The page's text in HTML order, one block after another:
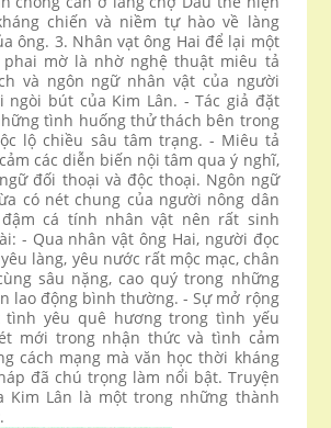
chiến và niềm tự hào về làng
ông. 3. Nhân vạt ông Hai để lại một
phai mờ là nhờ nghệ thuật miêu tả
và ngôn ngữ nhân vật của người
ngòi bút của Kim Lân. - Tác giả đặt
tình huống thử thách bên trong
lộ chiều sâu tâm trạng. - Miêu tả
các diễn biến nội tâm qua ý nghĩ,
đối thoại và độc thoại. Ngôn ngữ
có nét chung của người nông dân
cá tính nhân vật nên rất sinh
- Qua nhân vật ông Hai, người đọc
làng, yêu nước rất mộc mạc, chân
sâu nặng, cao quý trong những
lao động bình thường. - Sự mở rộng
tình yêu quê hương trong tình yếu
mới trong nhận thức và tình cảm
cách mạng mà văn học thời kháng
đã chú trọng làm nổi bật. Truyện
Kim Lân là một trong những thành